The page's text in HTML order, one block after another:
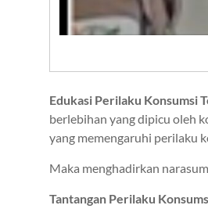
Edukasi Perilaku Konsumsi
berlebihan yang dipicu oleh
yang memengaruhi perilaku
Maka menghadirkan
Tantangan Perilaku